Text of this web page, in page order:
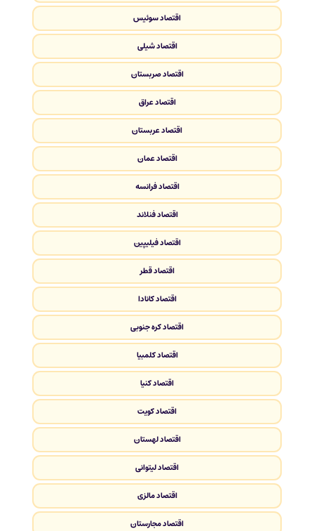
اقتصاد سوئیس
اقتصاد شیلی
اقتصاد صربستان
اقتصاد عراق
اقتصاد عربستان
اقتصاد عمان
اقتصاد فرانسه
اقتصاد فنلاند
اقتصاد فیلیپین
اقتصاد قطر
اقتصاد کانادا
اقتصاد کره جنوبی
اقتصاد کلمبیا
اقتصاد کنیا
اقتصاد کویت
اقتصاد لهستان
اقتصاد لیتوانی
اقتصاد مالزی
اقتصاد مجارستان